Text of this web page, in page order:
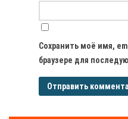
Сохранить моё имя,
браузере для